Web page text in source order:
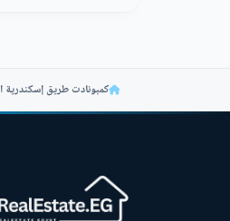
مثالي يعزز شعور السكان
خدمات Rock Yard Sheraton Compound
كمبونادت طريق